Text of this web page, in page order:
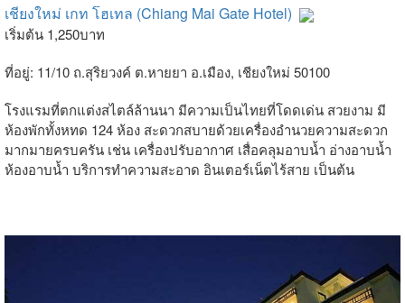
เชียงใหม่ เกท โฮเทล (Chiang Mai Gate Hotel)
เริ่มต้น 1,250บาท
ที่อยู่: 11/10 ถ.สุริยวงค์ ต.หายยา อ.เมือง, เชียงใหม่ 50100
โรงแรมที่ตกแต่งสไตล์ล้านนา มีความเป็นไทยที่โดดเด่น สวยงาม มี
ห้องพักทั้งหทด 124 ห้อง สะดวกสบายด้วยเครื่องอำนวยความสะดวก
มากมายครบครัน เช่น เครื่องปรับอากาศ เสื่อคลุมอาบน้ำ อ่างอาบน้ำ
ห้องอาบน้ำ บริการทำความสะอาด อินเตอร์เน็ตไร้สาย เป็นต้น